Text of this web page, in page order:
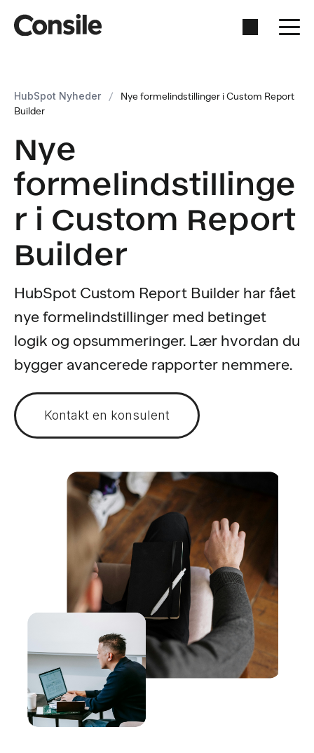
HubSpot Nyheder /
Nye formelindstillinger i Custom Report
Builder
Nye
formelindstillinge
r i Custom Report
Builder
HubSpot Custom Report Builder har fået
nye formelindstillinger med betinget
logik og opsummeringer. Lær hvordan du
bygger avancerede rapporter nemmere.
Kontakt en konsulent